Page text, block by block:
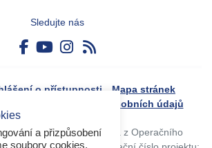
Sledujte nás
o přístupnosti
Mapa stránek
Zásady ochrany osobních údajů
portálu byla financovaná z Operačního
a přizpůsobení
soubory cookies.